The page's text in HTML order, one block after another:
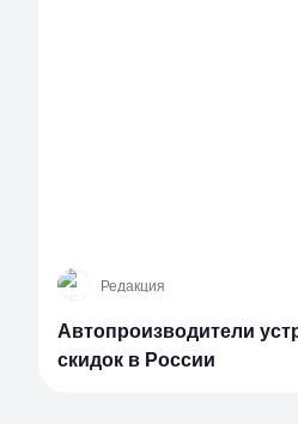
Р Редакция
Автопроизводители
скидок в России